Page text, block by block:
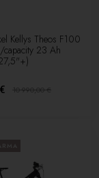
Kellys Theos F100
23 Ah
10 990,00€